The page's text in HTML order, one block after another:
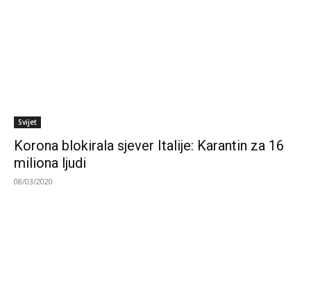
Svijet
Korona blokirala sjever Italije: Karantin za 16
miliona ljudi
08/03/2020